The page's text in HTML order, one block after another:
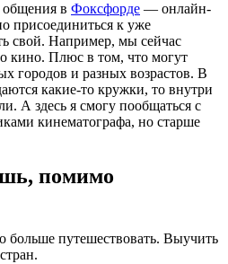
в Фоксфорде — онлайн-
присоединиться к уже
свой. Например, мы сейчас
кино. Плюс в том, что могут
городов и разных возрастов. В
какие-то кружки, то внутри
А здесь я смогу пообщаться с
кинематографа, но старше
помимо
больше путешествовать. Выучить